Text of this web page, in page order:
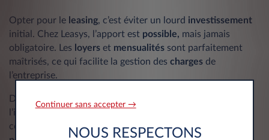
Opter pour le leasing, c’est éviter un lourd investissement
initial. Chez Leasys, l’apport est possible, mais jamais
obligatoire. Les loyers et mensualités sont parfaitement
maîtrisés, ce qui facilite la gestion des charges de
l’entreprise.
Dans certains cas, une déduction partielle de la
l’imputation des
contribuent à améliorer encore l’efficacité budgétaire. Ils
Continuer sans accepter →
NOUS RESPECTONS